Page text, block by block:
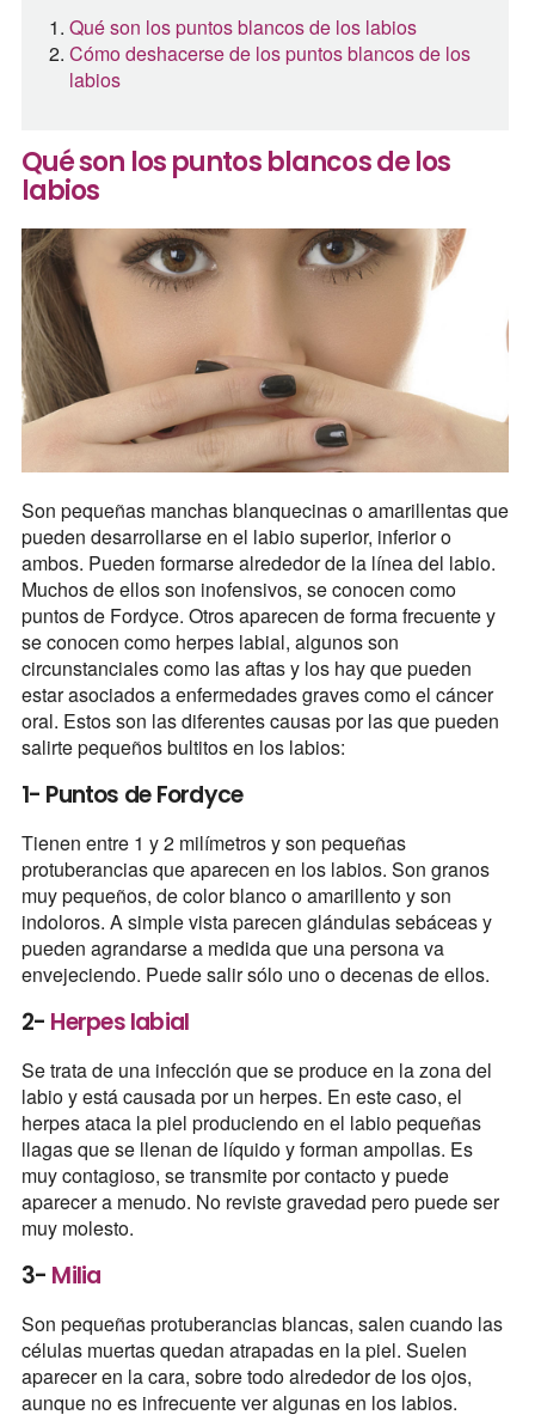
Qué son los puntos blancos de los labios
Cómo deshacerse de los puntos blancos de los
labios
Qué son los puntos blancos de los
labios
Son pequeñas manchas blanquecinas o amarillentas que
pueden desarrollarse en el labio superior, inferior o
ambos. Pueden formarse alrededor de la línea del labio.
Muchos de ellos son inofensivos, se conocen como
puntos de Fordyce. Otros aparecen de forma frecuente y
se conocen como herpes labial, algunos son
circunstanciales como las aftas y los hay que pueden
estar asociados a enfermedades graves como el cáncer
oral. Estos son las diferentes causas por las que pueden
salirte pequeños bultitos en los labios:
1- Puntos de Fordyce
Tienen entre 1 y 2 milímetros y son pequeñas
protuberancias que aparecen en los labios. Son granos
muy pequeños, de color blanco o amarillento y son
indoloros. A simple vista parecen glándulas sebáceas y
pueden agrandarse a medida que una persona va
envejeciendo. Puede salir sólo uno o decenas de ellos.
2- Herpes labial
Se trata de una infección que se produce en la zona del
labio y está causada por un herpes. En este caso, el
herpes ataca la piel produciendo en el labio pequeñas
llagas que se llenan de líquido y forman ampollas. Es
muy contagioso, se transmite por contacto y puede
aparecer a menudo. No reviste gravedad pero puede ser
muy molesto.
3- Milia
Son pequeñas protuberancias blancas, salen cuando las
células muertas quedan atrapadas en la piel. Suelen
aparecer en la cara, sobre todo alrededor de los ojos,
aunque no es infrecuente ver algunas en los labios.